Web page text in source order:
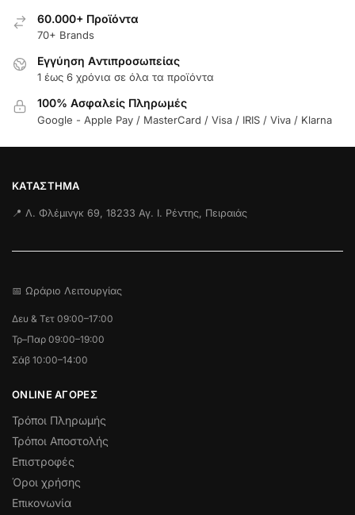
60.000+ Προϊόντα
70+ Brands
Εγγύηση Aντιπροσωπείας
1 έως 6 χρόνια σε όλα τα προϊόντα
100% Ασφαλείς Πληρωμές
Google - Apple Pay / MasterCard / Visa / IRIS / Viva / Klarna
ΚΑΤΆΣΤΗΜΑ
📍 Λ. Φλέμινγκ 69, 18233 Αγ. Ι. Ρέντης, Πειραιάς
📅 Ωράριο Λειτουργίας
Δευ & Τετ 09:00–17:00
Τρ–Παρ 09:00–19:00
Σάβ 10:00–14:00
ONLINE ΑΓΟΡΕΣ
Τρόποι Πληρωμής
Τρόποι Αποστολής
Επιστροφές
Όροι χρήσης
Επικονωνία